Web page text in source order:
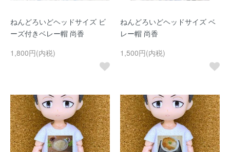
ねんどろいどヘッドサイズ ビ
ーズ付きベレー帽 尚香
1,800円(内税)
ねんどろいどヘッドサイズ ベ
レー帽 尚香
1,500円(内税)